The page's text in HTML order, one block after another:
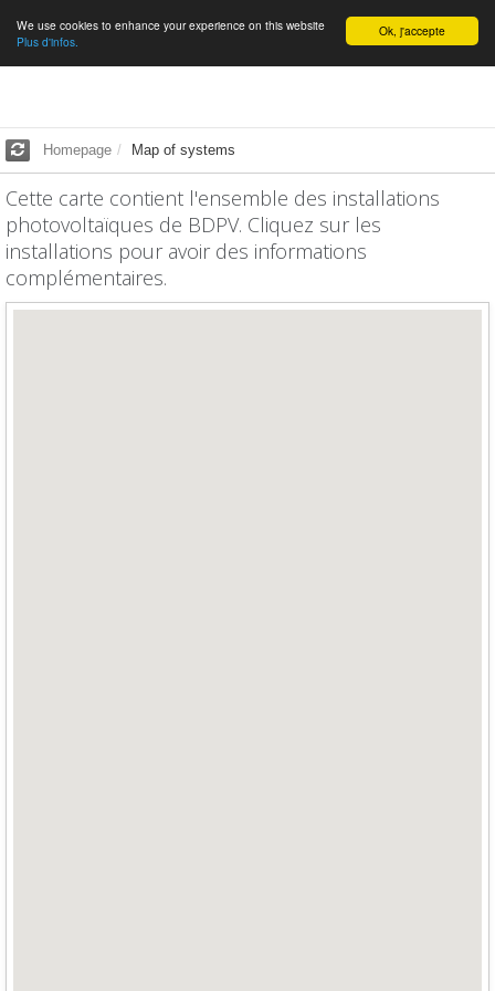
English Ok, j'accepte
We use cookies to enhance your experience on this website
Plus d'infos.
Homepage Map of systems
Cette carte contient l'ensemble des installations
photovoltaïques de BDPV. Cliquez sur les
installations pour avoir des informations
complémentaires.